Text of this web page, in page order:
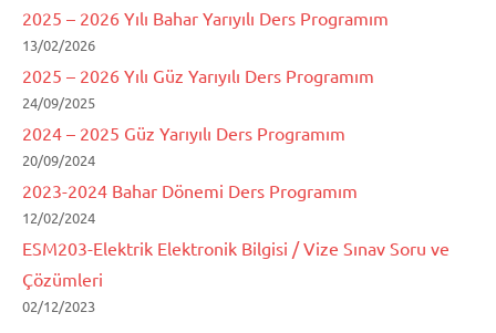
2025 – 2026 Yılı Bahar Yarıyılı Ders Programım
13/02/2026
2025 – 2026 Yılı Güz Yarıyılı Ders Programım
24/09/2025
2024 – 2025 Güz Yarıyılı Ders Programım
20/09/2024
2023-2024 Bahar Dönemi Ders Programım
12/02/2024
ESM203-Elektrik Elektronik Bilgisi / Vize Sınav Soru ve
Çözümleri
02/12/2023